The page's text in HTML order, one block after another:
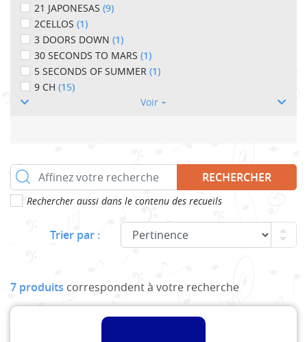
21 JAPONESAS (9)
2CELLOS (1)
3 DOORS DOWN (1)
30 SECONDS TO MARS (1)
5 SECONDS OF SUMMER (1)
9 CH (15)
Voir +
RECHERCHER
Rechercher aussi dans le contenu des recueils
Trier par :
7 produits correspondent à votre recherche